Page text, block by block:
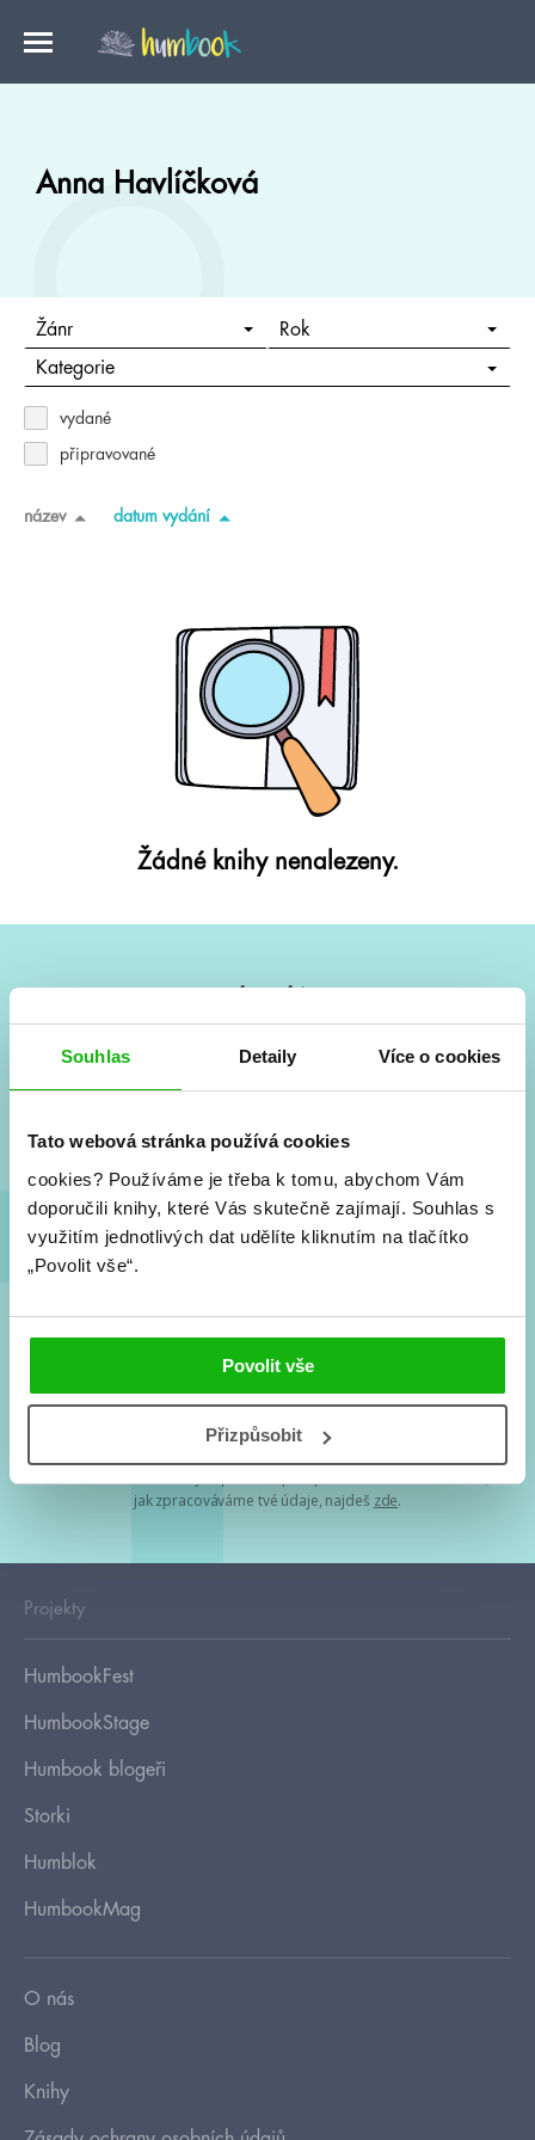
Souhlas Detaily Více o cookies
Tato webová stránka používá cookies
cookies? Používáme je třeba k tomu, abychom Vám
doporučili knihy, které Vás skutečně zajímají. Souhlas s
využitím jednotlivých dat udělíte kliknutím na tlačítko
„Povolit vše“.
Povolit vše
Přizpůsobit
Anna Havlíčková
Žánr Rok
Kategorie
vydané
připravované
název datum vydání
Žádné knihy nenalezeny.
Vše kolem #youngadult každý měsíc rovnou do mailu!
a seriálové adaptace a další.
Souhlasím spodmínkami zpracování osobních údajů
Tvá e-mailová adresa je u nás v bezpečí. Přečti si
jak zpracováváme tvé údaje, najdeš zde.
Projekty
HumbookFest
HumbookStage
Humbook blogeři
Storki
Humblok
HumbookMag
O nás
Blog
Knihy